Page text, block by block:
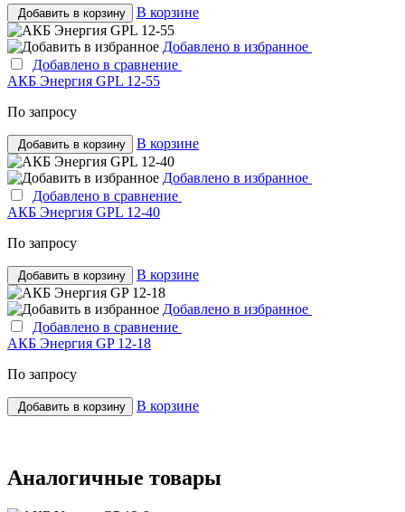
Добавить в корзину В корзине
Добавлено в избранное
Добавлено в сравнение
АКБ Энергия GPL 12-55
По запросу
Добавить в корзину В корзине
Добавлено в избранное
Добавлено в сравнение
АКБ Энергия GPL 12-40
По запросу
Добавить в корзину В корзине
Добавлено в избранное
Добавлено в сравнение
АКБ Энергия GP 12-18
По запросу
Добавить в корзину В корзине
Аналогичные товары